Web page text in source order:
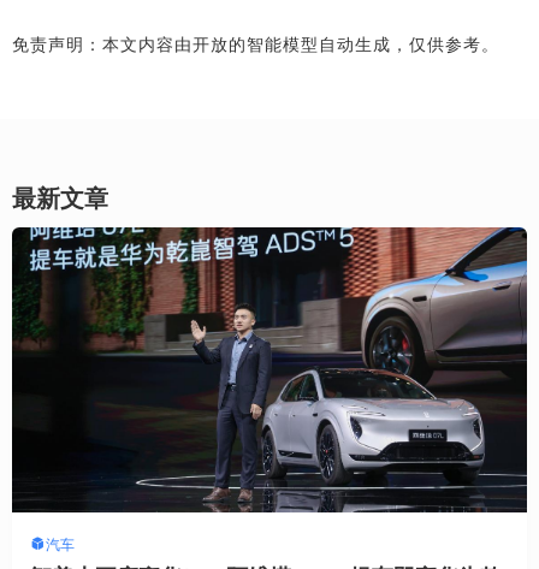
免责声明：本文内容由开放的智能模型自动生成，仅供参考。
最新文章
汽车